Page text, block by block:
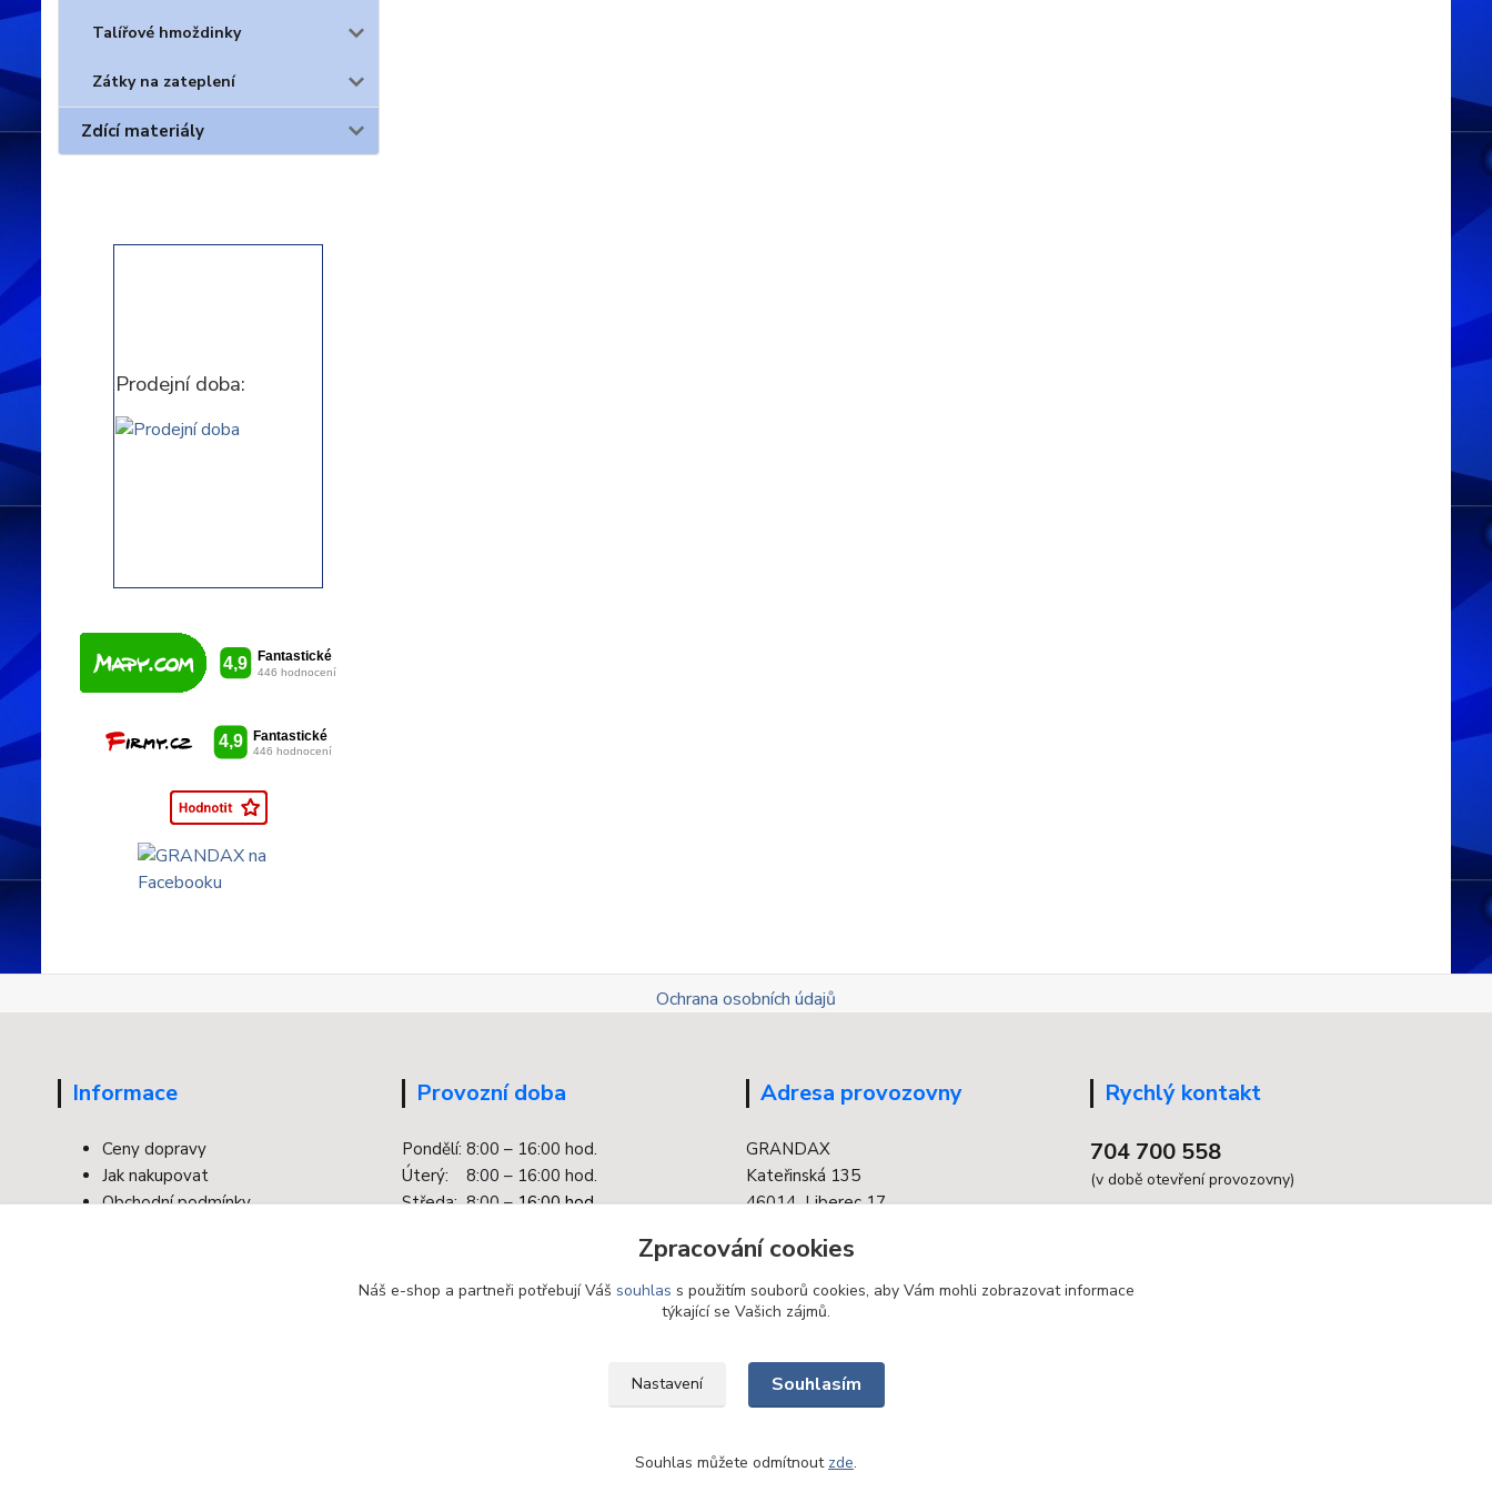
Talířové hmoždinky
Zátky na zateplení
Zdící materiály
Prodejní doba:
Ochrana osobních údajů
Informace
Ceny dopravy
Jak nakupovat
Obchodní podmínky
Provozní doba
Pondělí: 8:00 – 16:00 hod.
Úterý: 8:00 – 16:00 hod.
Středa: 8:00 –16:00 hod.
Adresa provozovny
GRANDAX
Kateřinská 135
46014 Liberec 17
Rychlý kontakt
704 700 558
(v době otevření provozovny)
Zpracování cookies
Náš e-shop a partneři potřebují Váš souhlas s použitím souborů cookies, aby Vám mohli zobrazovat informace
týkající se Vašich zájmů.
Nastavení Souhlasím
Souhlas můžete odmítnout zde.